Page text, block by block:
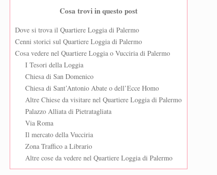
Cosa trovi in questo post
Dove si trova il Quartiere Loggia di Palermo
Cenni storici sul Quartiere Loggia di Palermo
Cosa vedere nel Quartiere Loggia o Vucciria di Palermo
I Tesori della Loggia
Chiesa di San Domenico
Chiesa di Sant’Antonio Abate o dell’Ecce Homo
Altre Chiese da visitare nel Quartiere Loggia di Palermo
Palazzo Alliata di Pietratagliata
Via Roma
Il mercato della Vucciria
Zona Traffico a Librario
Altre cose da vedere nel Quartiere Loggia di Palermo